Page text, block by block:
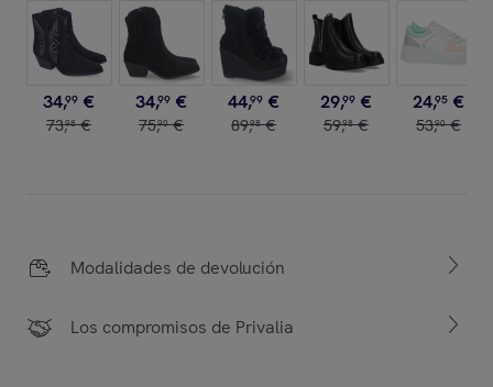
34,99 €
73,98 €
34,99 €
75,90 €
44,99 €
89,98 €
29,99 €
59,98 €
24,95 €
53,90 €
Modalidades de devolución
Los compromisos de Privalia